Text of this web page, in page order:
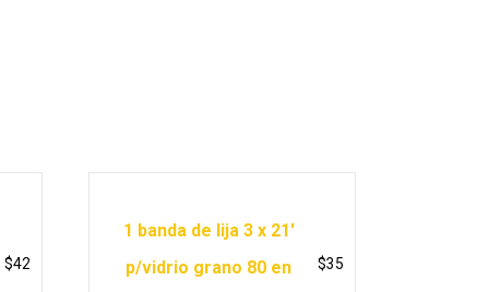
$42
1 banda de lija 3 x 21′
p/vidrio grano 80 en
$35